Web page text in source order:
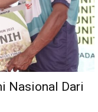
Nasional Dari